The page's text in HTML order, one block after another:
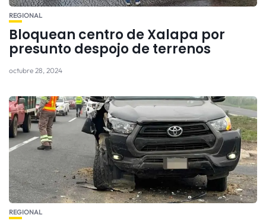
REGIONAL
Bloquean centro de Xalapa por
presunto despojo de terrenos
octubre 28, 2024
REGIONAL